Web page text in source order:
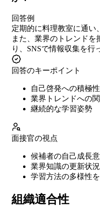
回答例
定期的に料理教室に通い
また、業界のトレンド
り、SNSで情報収集を行
回答のキーポイント
自己啓発への積極性
業界トレンドへの
継続的な学習姿勢
面接官の視点
候補者の自己成長
業界知識の更新状
学習方法の多様性
組織適合性